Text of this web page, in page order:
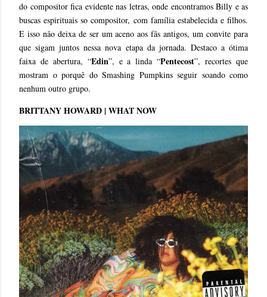
do compositor fica evidente nas letras, onde encontramos Billy e as
buscas espirituais so compositor, com família estabelecida e filhos.
E isso não deixa de ser um aceno aos fãs antigos, um convite para
que sigam juntos nessa nova etapa da jornada. Destaco a ótima
faixa de abertura, “Edin”, e a linda “Pentecost”, recortes que
mostram o porquê do Smashing Pumpkins seguir soando como
nenhum outro grupo.
BRITTANY HOWARD | WHAT NOW